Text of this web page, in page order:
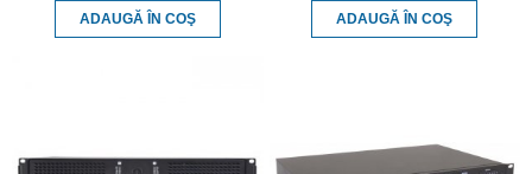
ADAUGĂ ÎN COŞ ADAUGĂ ÎN COŞ